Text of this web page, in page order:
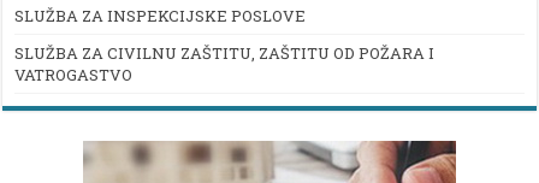
SLUŽBA ZA INSPEKCIJSKE POSLOVE
SLUŽBA ZA CIVILNU ZAŠTITU, ZAŠTITU OD POŽARA I
VATROGASTVO